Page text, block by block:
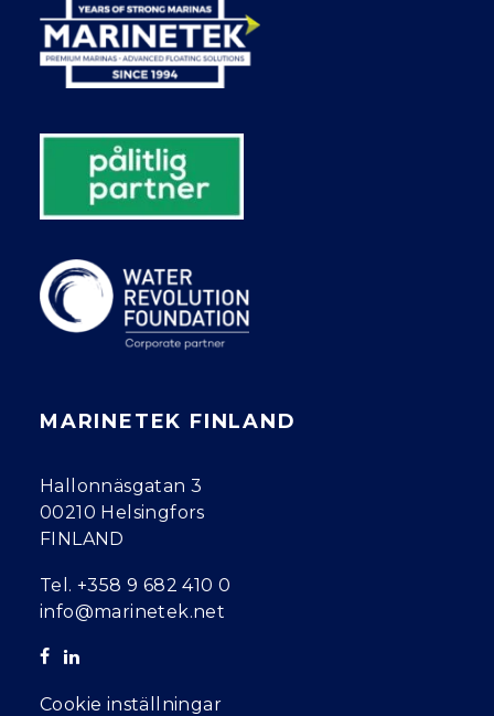
MARINETEK FINLAND
Hallonnäsgatan 3
00210 Helsingfors
FINLAND
Tel. +358 9 682 410 0
info@marinetek.net
Cookie inställningar